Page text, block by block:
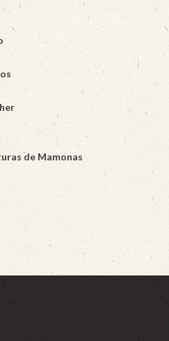
de Mamonas